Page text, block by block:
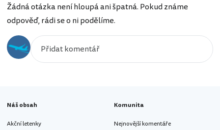
Žádná otázka není hloupá ani špatná. Pokud známe
odpověď, rádi se o ni podělíme.
Náš obsah
Akční letenky
Komunita
Nejnovější komentáře